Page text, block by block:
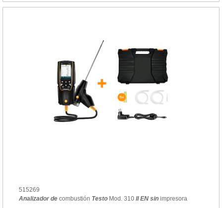
515269
Analizador decombustión TestoMod. 310 II EN sinimpresora